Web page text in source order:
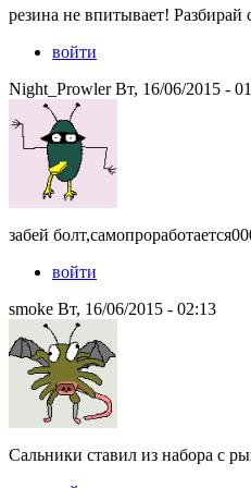
резина не впитывает! Разбирай
войти
Night_Prowler Вт, 16/06/2015 -
забей
войти
smoke Вт, 16/06/2015 - 02:13
Сальники ставил из набора с